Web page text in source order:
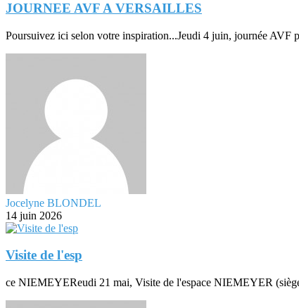
JOURNEE AVF A VERSAILLES
Poursuivez ici selon votre inspiration...Jeudi 4 juin, journée AVF
Jocelyne BLONDEL
14 juin 2026
Visite de l'esp
ce NIEMEYEReudi 21 mai, Visite de l'espace NIEMEYER